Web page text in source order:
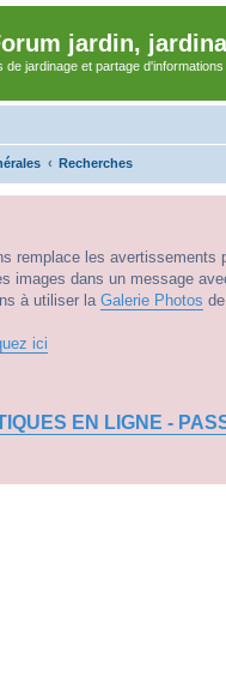
jardin,
jardinage et partage d'informations
Recherches
remplace les avertissements
images dans un message
à utiliser la Galerie Photos
ici
EN LIGNE -